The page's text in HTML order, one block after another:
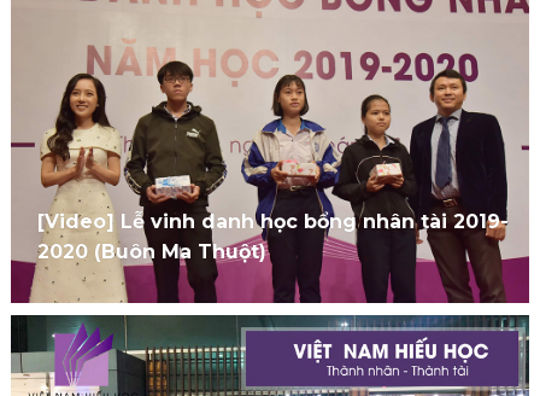
[Video] Lễ vinh danh học bổng nhân tài 2019-
2020 (Buôn Ma Thuột)